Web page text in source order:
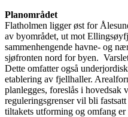
Planområdet
Flatholmen ligger øst for
av byområdet, ut mot
sammenhengende havne- og
sjøfronten nord for byen.
Dette omfatter også
etablering av fjellhaller.
planlegges, foreslås i hovedsak
reguleringsgrenser vil bli
tiltakets utforming og omfang